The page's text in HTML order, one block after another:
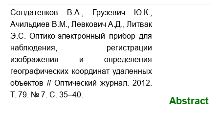
Солдатенков В.А., Грузевич Ю.К.,
Ачильдиев В.М., Левкович А.Д., Литвак
Э.С. Оптико-электронный прибор для
наблюдения, регистрации
изображения и определения
географических координат удаленных
объектов // Оптический журнал. 2012.
Т. 79. № 7. С. 35–40.
Abstract